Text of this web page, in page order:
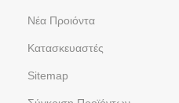
Νέα Προιόντα
Kατασκευαστές
Sitemap